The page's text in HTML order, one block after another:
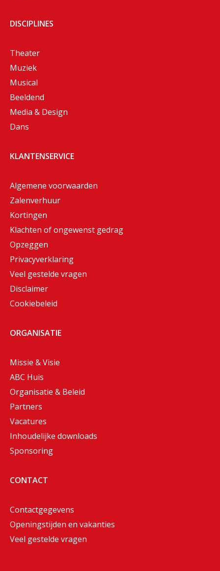
DISCIPLINES
Theater
Muziek
Musical
Beeldend
Media & Design
Dans
KLANTENSERVICE
Algemene voorwaarden
Zalenverhuur
Kortingen
Klachten of ongewenst gedrag
Opzeggen
Privacyverklaring
Veel gestelde vragen
Disclaimer
Cookiebeleid
ORGANISATIE
Missie & Visie
ABC Huis
Organisatie & Beleid
Partners
Vacatures
Inhoudelijke downloads
Sponsoring
CONTACT
Contactgegevens
Openingstijden en vakanties
Veel gestelde vragen